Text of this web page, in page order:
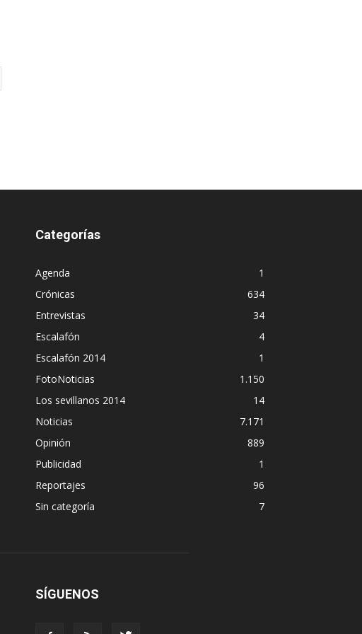
Categorías
Agenda
1
Crónicas
634
Entrevistas
34
Escalafón
4
Escalafón 2014
1
FotoNoticias
1.150
Los sevillanos 2014
14
Noticias
7.171
Opinión
889
Publicidad
1
Reportajes
96
Sin categoría
7
SÍGUENOS